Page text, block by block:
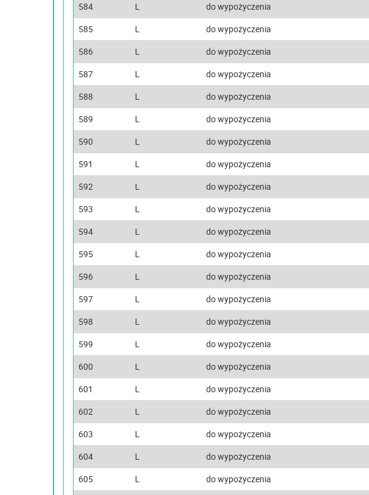
584
L do wypożyczenia
585
L do wypożyczenia
586
L do wypożyczenia
587
L do wypożyczenia
588
L do wypożyczenia
589
L do wypożyczenia
590
L do wypożyczenia
591
L do wypożyczenia
592
L do wypożyczenia
593
L do wypożyczenia
594
L do wypożyczenia
595
L do wypożyczenia
596
L do wypożyczenia
597
L do wypożyczenia
598
L do wypożyczenia
599
L do wypożyczenia
600
L do wypożyczenia
601
L do wypożyczenia
602
L do wypożyczenia
603
L do wypożyczenia
604
L do wypożyczenia
605
L do wypożyczenia